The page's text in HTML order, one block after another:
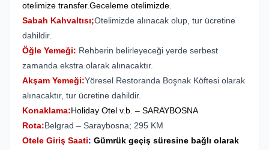
otelimize transfer.Geceleme otelimizde.
Sabah Kahvaltısı;Otelimizde alınacak olup, tur ücretine
dahildir.
Öğle Yemeği: Rehberin belirleyeceği yerde serbest
zamanda ekstra olarak alınacaktır.
Akşam Yemeği:Yöresel Restoranda Boşnak Köftesi olarak
alınacaktır, tur ücretine dahildir.
Konaklama:Holiday Otel v.b. – SARAYBOSNA
Rota:Belgrad – Saraybosna; 295 KM
Otele Giriş Saati: Gümrük geçiş süresine bağlı olarak